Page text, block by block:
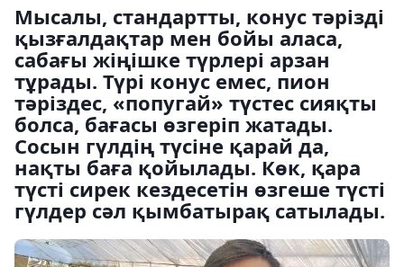
Мысалы, стандартты, конус тәрізді
қызғалдақтар мен бойы аласа,
сабағы жіңішке түрлері арзан
тұрады. Түрі конус емес, пион
тәріздес, «попугай» түстес сияқты
болса, бағасы өзгеріп жатады.
Сосын гүлдің түсіне қарай да,
нақты баға қойылады. Көк, қара
түсті сирек кездесетін өзгеше түсті
гүлдер сәл қымбатырақ сатылады.